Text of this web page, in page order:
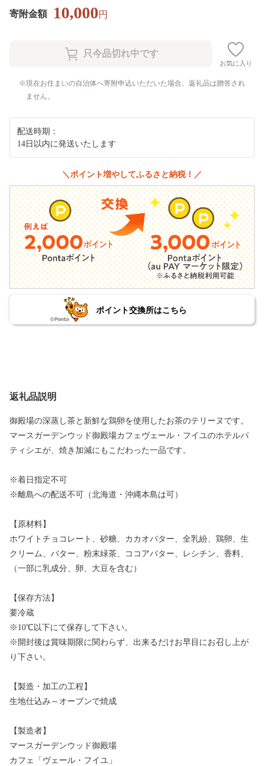
寄附金額 10,000円
お気に入り
現在お住まいの自治体へ寄附申込いただいた場合、返礼品は贈答され
ません。
配送時期：
14日以内に発送いたします
＼ポイント増やしてふるさと納税！／
ポイント交換所はこちら
返礼品説明
御殿場の深蒸し茶と新鮮な鶏卵を使用したお茶のテリーヌです。
マースガーデンウッド御殿場カフェヴェール・フイユのホテルパ
ティシエが、焼き加減にもこだわった一品です。
※着日指定不可
※離島への配送不可（北海道・沖縄本島は可）
【原材料】
ホワイトチョコレート、砂糖、カカオバター、全乳紛、鶏卵、生
クリーム、バター、粉末緑茶、ココアバター、レシチン、香料、
（一部に乳成分、卵、大豆を含む）
【保存方法】
要冷蔵
※10℃以下にて保存して下さい。
※開封後は賞味期限に関わらず、出来るだけお早目にお召し上が
り下さい。
【製造・加工の工程】
生地仕込み～オーブンで焼成
【製造者】
マースガーデンウッド御殿場
カフェ「ヴェール・フイユ」